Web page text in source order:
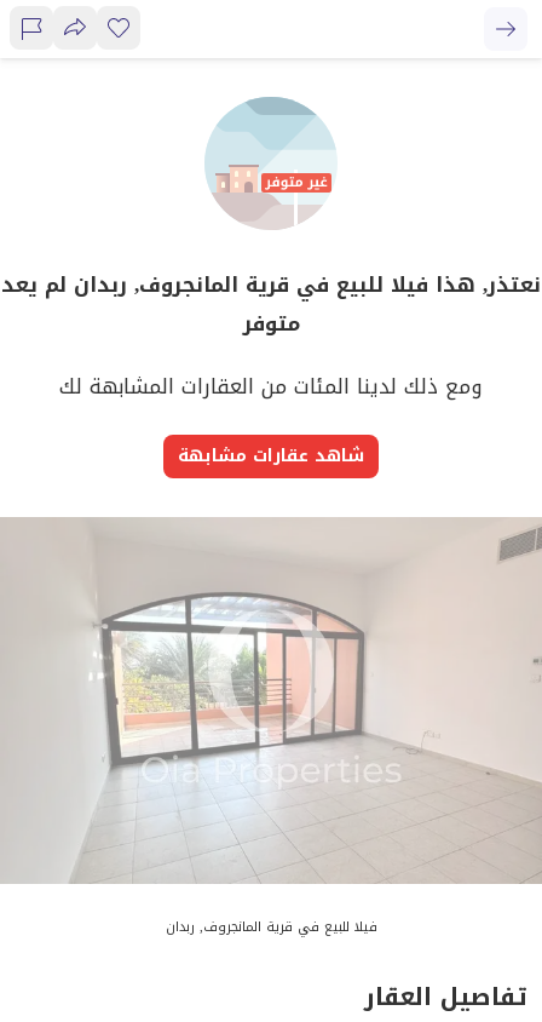
نعتذر, هذا فيلا للبيع في قرية المانجروف, ربدان لم يعد
متوفر
ومع ذلك لدينا المئات من العقارات المشابهة لك
شاهد عقارات مشابهة
فيلا للبيع في قرية المانجروف, ربدان
تفاصيل العقار